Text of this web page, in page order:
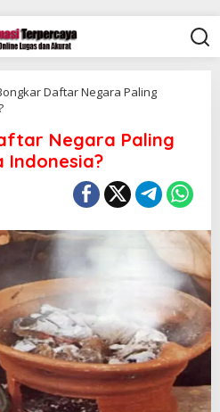
Daftar Negara Paling
Negara Paling
Indonesia?